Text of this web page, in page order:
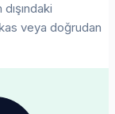
veya doğrudan